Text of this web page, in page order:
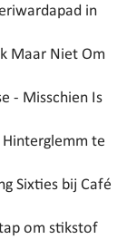
in
Maar Niet Om
- Misschien Is
te
Sixties bij Café
om stikstof